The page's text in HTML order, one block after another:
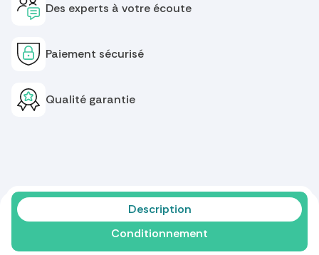
Des experts à votre écoute
Paiement sécurisé
Qualité garantie
Description
Conditionnement